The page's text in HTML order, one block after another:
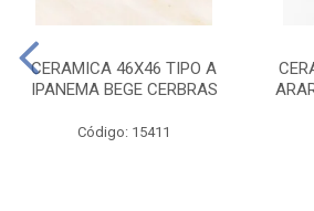
CERAMICA 46X46 TIPO A
IPANEMA BEGE CERBRAS
Código: 15411